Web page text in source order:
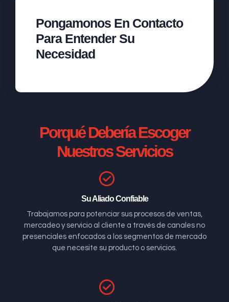
Pongamonos En Contacto
Para Entender Su
Necesidad
Porqué Debería Escoger
Nuestros Servicios
Su Aliado Confiable
Trabajamos para potenciar sus procesos de ventas,
mercadeo y servicio al cliente a través de canales no
presenciales enfocados a los segmentos de mercado
que necesite su producto o servicios.